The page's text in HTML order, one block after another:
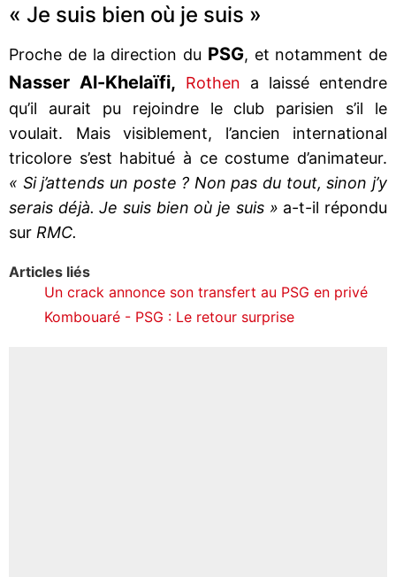
« Je suis bien où je suis »
Proche de la direction du PSG, et notamment de
Nasser Al-Khelaïfi, Rothen a laissé entendre
qu’il aurait pu rejoindre le club parisien s’il le
voulait. Mais visiblement, l’ancien international
tricolore s’est habitué à ce costume d’animateur.
« Si j’attends un poste ? Non pas du tout, sinon j’y
serais déjà. Je suis bien où je suis » a-t-il répondu
sur RMC.
Articles liés
Un crack annonce son transfert au PSG en privé
Kombouaré - PSG : Le retour surprise